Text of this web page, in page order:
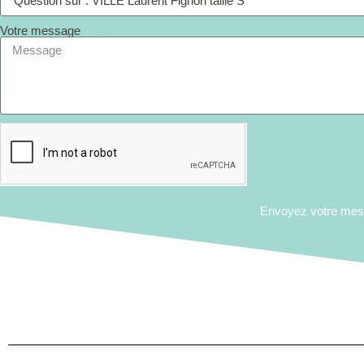
Votre message
Envoyez votre